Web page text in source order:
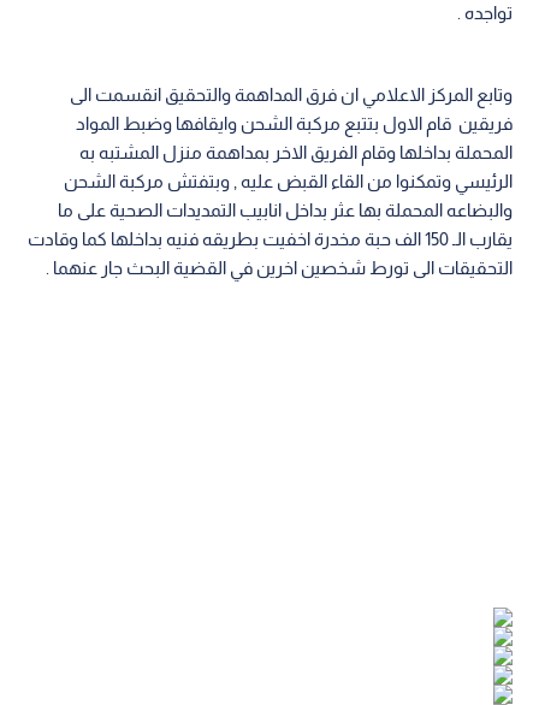
تواجده .
وتابع المركز الاعلامي ان فرق المداهمة والتحقيق انقسمت الى
فريقين قام الاول بتتبع مركبة الشحن وايقافها وضبط المواد
المحملة بداخلها وقام الفريق الاخر بمداهمة منزل المشتبه به
الرئيسي وتمكنوا من القاء القبض عليه , وبتفتش مركبة الشحن
والبضاعه المحملة بها عثر بداخل انابيب التمديدات الصحية على ما
يقارب الـ 150 الف حبة مخدرة اخفيت بطريقه فنيه بداخلها كما وقادت
التحقيقات الى تورط شخصين اخرين في القضية البحث جار عنهما .